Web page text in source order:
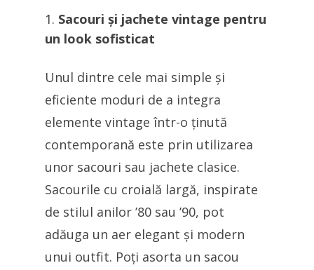
Sacouri și jachete vintage pentru
un look sofisticat
Unul dintre cele mai simple și
eficiente moduri de a integra
elemente vintage într-o ținută
contemporană este prin utilizarea
unor sacouri sau jachete clasice.
Sacourile cu croială largă, inspirate
de stilul anilor ’80 sau ’90, pot
adăuga un aer elegant și modern
unui outfit. Poți asorta un sacou